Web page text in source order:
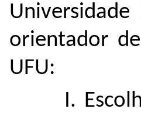
orientador
UFU:
I.